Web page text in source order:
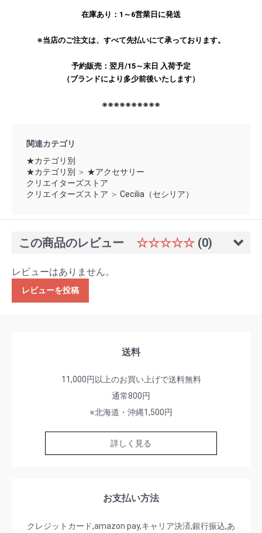
在庫あり：1～6営業日に発送
※当店のご注文は、すべて先払いにて承っております。
予約販売：翌月/15～末日 入荷予定
（ブランドにより多少前後いたします）
※※※※※※※※※※
関連カテゴリ
★カテゴリ別
★カテゴリ別 ＞ ★アクセサリー
クリエイターズストア
クリエイターズストア ＞ Cecilia（セシリア）
この商品のレビュー ☆☆☆☆☆ (0)
レビューはありません。
レビューを投稿
送料
11,000円以上のお買い上げで送料無料
通常800円
※北海道・沖縄1,500円
詳しく見る
お支払い方法
クレジットカード,amazon pay,キャリア決済,銀行振込,あ